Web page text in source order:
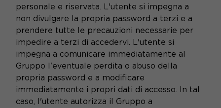
personale e riservata. L'utente si impegna a
non divulgare la propria password a terzi e a
prendere tutte le precauzioni necessarie per
impedire a terzi di accedervi. L'utente si
impegna a comunicare immediatamente al
Gruppo l'eventuale perdita o abuso della
propria password e a modificare
immediatamente i propri dati di accesso. In tal
caso, l'utente autorizza il Gruppo a